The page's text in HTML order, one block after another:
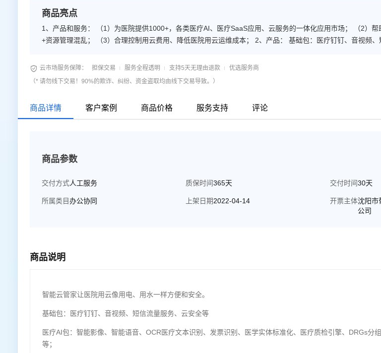
商品亮点
1、产品和服务： （1）为医院提供1000+，各类医疗AI、医疗SaaS应用、云服务的一体化应用市场； （2）帮助医院解决云应用
+资源管理混乱； （3）合理控制用云费用、降低医院用云运维成本； 2、产品： 基础包：医疗钉钉、音视频、短信流量服务、云
CDSS引擎等； 行业应用包：院内导航、数字医院运营平台、学习强院、智能预问诊、安心热线等 3、云运维服务： 提供包年的
 云市场服务保障： 担保交易 服务全程透明 支持5天无理由退款
优选服务商
（* 请勿线下交易！90%的欺诈、纠纷、资金盗取均由线下交易导致。）
商品详情 客户案例 商品价格 服务支持 评论
商品参数
交付方式人工服务 质保时间365天 交付时间30天
所属类目办公协同 上架日期2022-04-14 开票主体沈阳市
公司
商品说明
智能云管家让医院用云像用电、用水一样方便和安全。
基础包：医疗钉钉、音视频、短信流量服务、云安全等
医疗AI包：智能影像、智能语音、OCR医疗文本识别、发票识别、医学实体标准化、医疗质检引擎、DRGs分
等；